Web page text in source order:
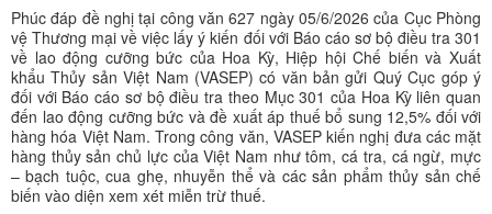
Phúc đáp đề nghị tại công văn 627 ngày 05/6/2026 của Cục Phòng
vệ Thương mại về việc lấy ý kiến đối với Báo cáo sơ bộ điều tra 301
về lao động cưỡng bức của Hoa Kỳ, Hiệp hội Chế biến và Xuất
khẩu Thủy sản Việt Nam (VASEP) có văn bản gửi Quý Cục góp ý
đối với Báo cáo sơ bộ điều tra theo Mục 301 của Hoa Kỳ liên quan
đến lao động cưỡng bức và đề xuất áp thuế bổ sung 12,5% đối với
hàng hóa Việt Nam. Trong công văn, VASEP kiến nghị đưa các mặt
hàng thủy sản chủ lực của Việt Nam như tôm, cá tra, cá ngừ, mực
– bạch tuộc, cua ghẹ, nhuyễn thể và các sản phẩm thủy sản chế
biến vào diện xem xét miễn trừ thuế.